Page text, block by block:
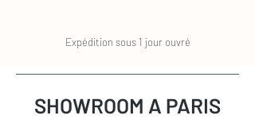
Expédition sous 1 jour ouvré
SHOWROOM A PARIS